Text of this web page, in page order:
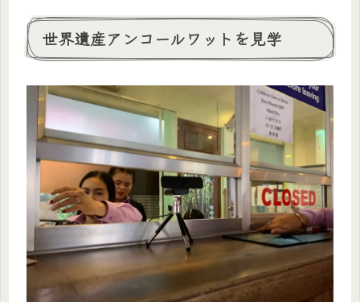
世界遺産アンコールワットを見学